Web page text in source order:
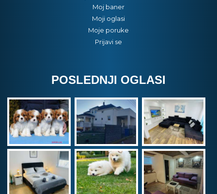
Moj baner
Moji oglasi
Moje poruke
Prijavi se
POSLEDNJI OGLASI